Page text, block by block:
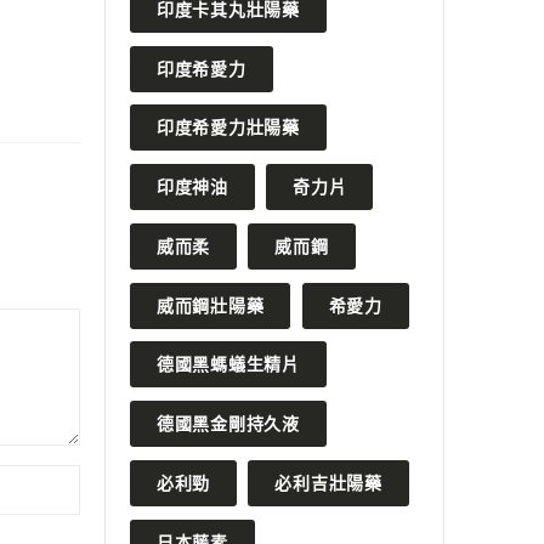
印度卡其丸壯陽藥
印度希愛力
印度希愛力壯陽藥
印度神油 奇力片
威而柔 威而鋼
威而鋼壯陽藥 希愛力
德國黑螞蟻生精片
德國黑金剛持久液
必利勁 必利吉壯陽藥